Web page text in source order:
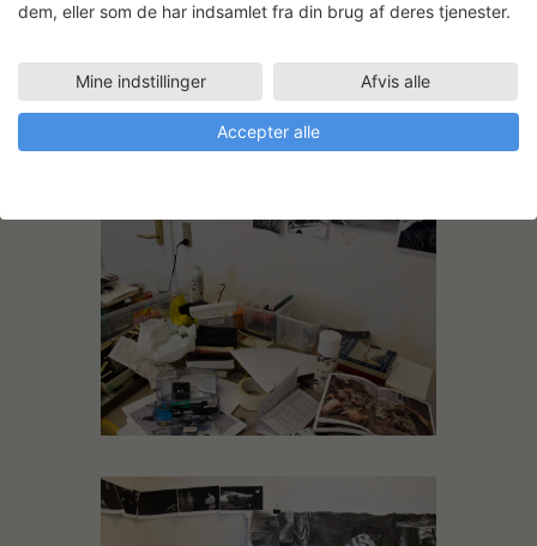
dem, eller som de har indsamlet fra din brug af deres tjenester.
Mine indstillinger Afvis alle
Accepter alle